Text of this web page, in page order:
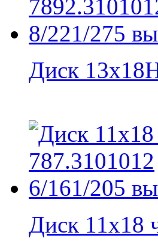
Диск
Диск 11x18